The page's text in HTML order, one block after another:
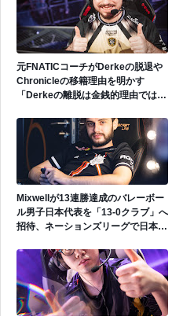
元FNATICコーチがDerkeの脱退や
Chronicleの移籍理由を明かす
「Derkeの離脱は金銭的理由ではな
Mixwellが13連勝達成のバレーボー
ル男子日本代表を「13-0クラブ」へ
招待、ネーションズリーグで日本代